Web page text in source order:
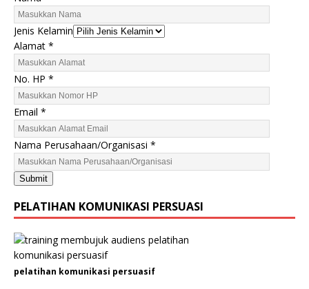
Jenis Kelamin
Alamat *
No. HP *
Email *
J
e
n
i
s
E
m
a
l
Nama Perusahaan/Organisasi *
Submit
PELATIHAN KOMUNIKASI PERSUASI
pelatihan komunikasi persuasif